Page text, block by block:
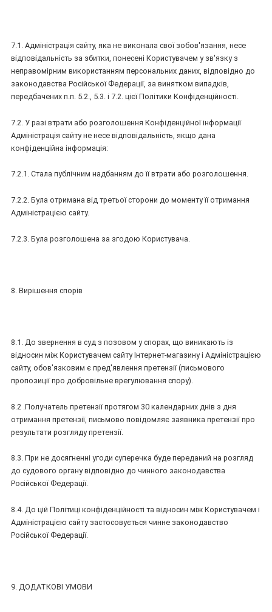
7.1. Адміністрація сайту, яка не виконала свої зобов'язання, несе
відповідальність за збитки, понесені Користувачем у зв'язку з
неправомірним використанням персональних даних, відповідно до
законодавства Російської Федерації, за винятком випадків,
передбачених п.п. 5.2., 5.3. і 7.2. цієї Політики Конфіденційності.
7.2. У разі втрати або розголошення Конфіденційної інформації
Адміністрація сайту не несе відповідальність, якщо дана
конфіденційна інформація:
7.2.1. Стала публічним надбанням до її втрати або розголошення.
7.2.2. Була отримана від третьої сторони до моменту її отримання
Адміністрацією сайту.
7.2.3. Була розголошена за згодою Користувача.
8. Вирішення спорів
8.1. До звернення в суд з позовом у спорах, що виникають із
відносин між Користувачем сайту Інтернет-магазину і Адміністрацією
сайту, обов'язковим є пред'явлення претензії (письмового
пропозиції про добровільне врегулювання спору).
8.2 .Получатель претензії протягом 30 календарних днів з дня
отримання претензії, письмово повідомляє заявника претензії про
результати розгляду претензії.
8.3. При не досягненні угоди суперечка буде переданий на розгляд
до судового органу відповідно до чинного законодавства
Російської Федерації.
8.4. До цій Політиці конфіденційності та відносин між Користувачем і
Адміністрацією сайту застосовується чинне законодавство
Російської Федерації.
9. ДОДАТКОВІ УМОВИ